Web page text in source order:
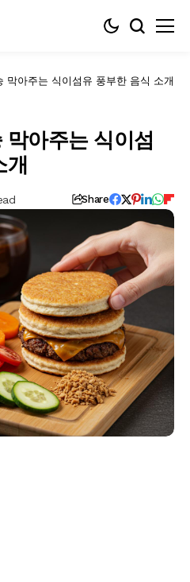
막아주는 식이섬유 풍부한 음식 소개
아주는 식이섬
개
Share